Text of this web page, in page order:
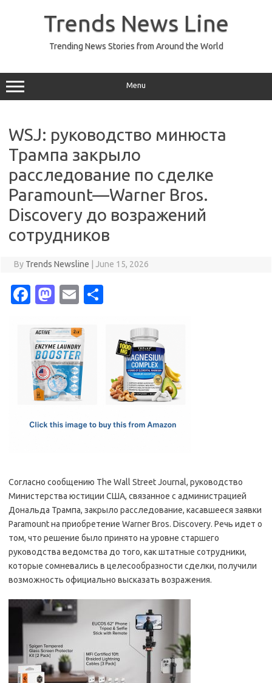
Trends News Line
Trending News Stories from Around the World
Menu
WSJ: руководство минюста
Трампа закрыло
расследование по сделке
Paramount—Warner Bros.
Discovery до возражений
сотрудников
By Trends Newsline June 15, 2026
Fa
e
b
o
o
M
t
o
d
o
E
ail
Согласно сообщению The Wall Street Journal, руководство
Министерства юстиции США, связанное с администрацией
Дональда Трампа, закрыло расследование, касавшееся заявки
Paramount на приобретение Warner Bros. Discovery. Речь идет о
том, что решение было принято на уровне старшего
руководства ведомства до того, как штатные сотрудники,
которые сомневались в целесообразности сделки, получили
возможность официально высказать возражения.